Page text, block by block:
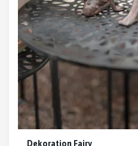
Dekoration Fairy